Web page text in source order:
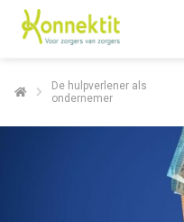
De hulpverlener als
ondernemer
policy